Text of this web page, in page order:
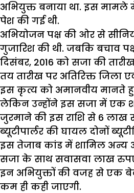
अभियुक्त बनाया था. इस
पेश की गई थी.
अभियोजन पक्ष की ओर से
गुजारिश की थी. जबकि बचाव
दिसंबर, 2016 को सजा की
तय तारीख पर अतिरिक्त
इस कृत्य को अमानवीय मानते
लेकिन उन्होंने इस सजा में एक
जुरमाने की इस राशि से 6 लाख
ब्यूटीपार्लर की घायल दोनों
इस तेजाब कांड में शामिल अन्य
सजा के साथ सवासवा लाख रुपए
इन अभियुक्तों की वजह से एक
कम ही कही जाएगी.